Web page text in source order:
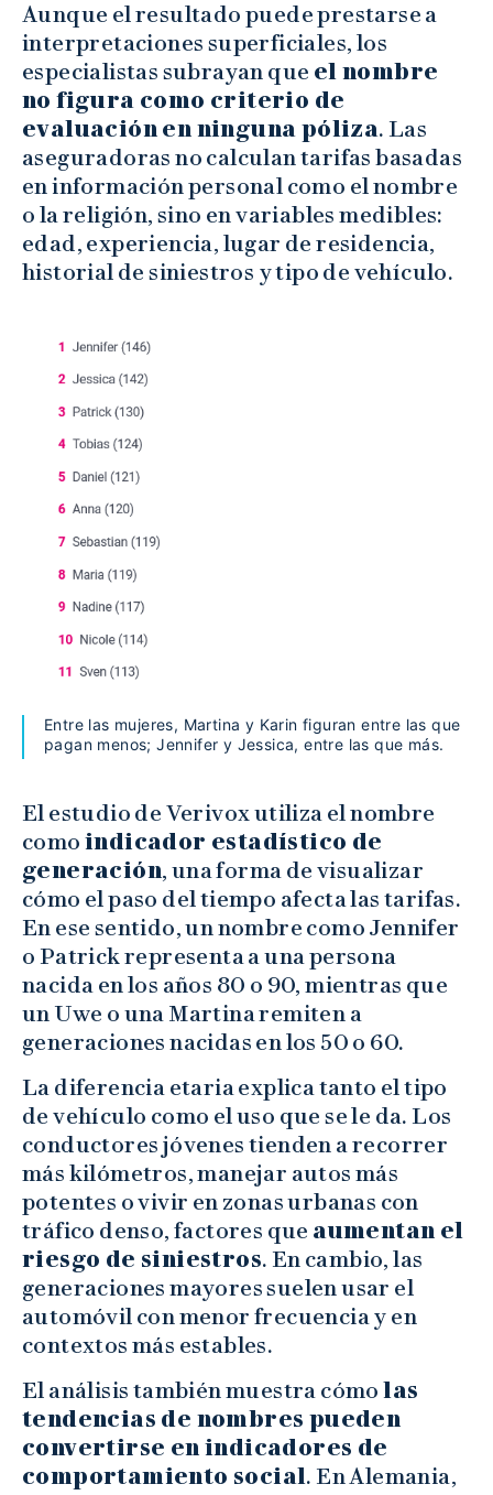
Aunque el resultado puede prestarse a
interpretaciones superficiales, los
especialistas subrayan que el nombre
no figura como criterio de
evaluación en ninguna póliza. Las
aseguradoras no calculan tarifas basadas
en información personal como el nombre
o la religión, sino en variables medibles:
edad, experiencia, lugar de residencia,
historial de siniestros y tipo de vehículo.
Entre las mujeres, Martina y Karin figuran entre las que
pagan menos; Jennifer y Jessica, entre las que más.
El estudio de Verivox utiliza el nombre
como indicador estadístico de
generación, una forma de visualizar
cómo el paso del tiempo afecta las tarifas.
En ese sentido, un nombre como Jennifer
o Patrick representa a una persona
nacida en los años 80 o 90, mientras que
un Uwe o una Martina remiten a
generaciones nacidas en los 50 o 60.
La diferencia etaria explica tanto el tipo
de vehículo como el uso que se le da. Los
conductores jóvenes tienden a recorrer
más kilómetros, manejar autos más
potentes o vivir en zonas urbanas con
tráfico denso, factores que aumentan el
riesgo de siniestros. En cambio, las
generaciones mayores suelen usar el
automóvil con menor frecuencia y en
contextos más estables.
El análisis también muestra cómolas
tendencias de nombres pueden
convertirse en indicadores de
comportamiento social. En Alemania,